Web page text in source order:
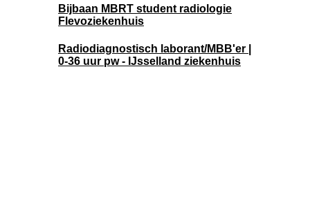
Bijbaan MBRT student radiologie
Flevoziekenhuis
Radiodiagnostisch laborant/MBB'er |
0-36 uur pw - IJsselland ziekenhuis